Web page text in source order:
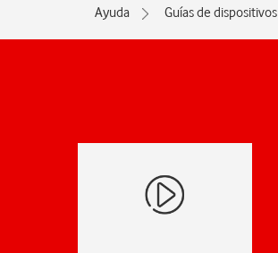
Ayuda Guías de dispositivos